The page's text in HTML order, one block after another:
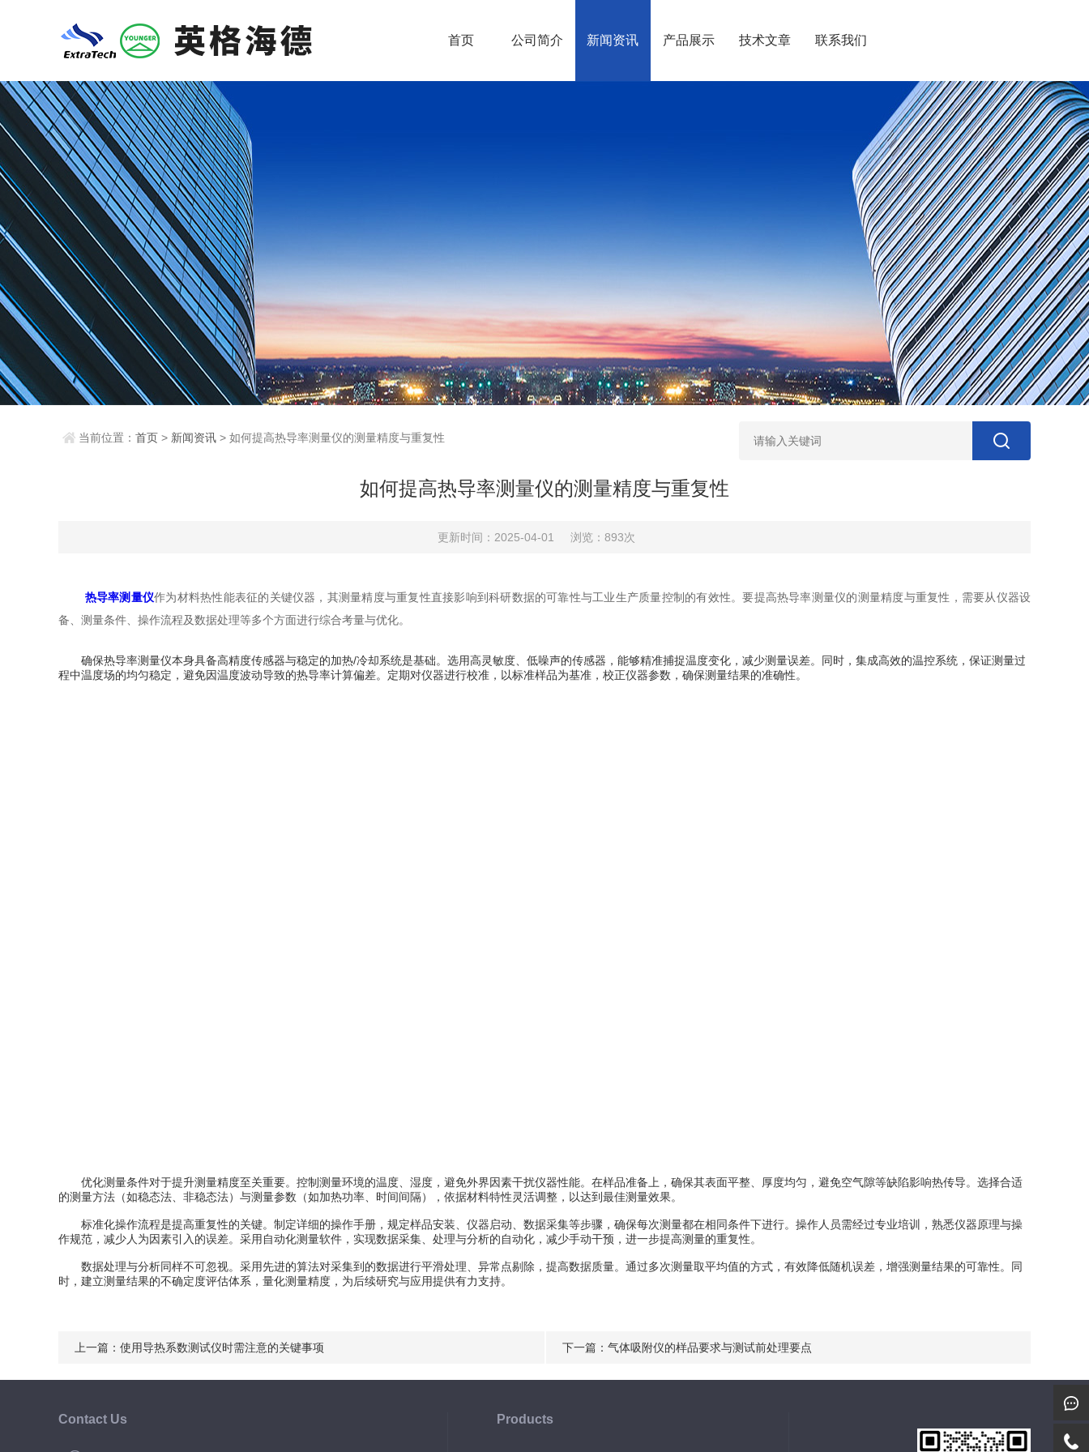
首页 公司简介 新闻资讯 产品展示 技术文章 联系我们
当前位置： 首页 > 新闻资讯 > 如何提高热导率测量仪的测量精度与重复性
如何提高热导率测量仪的测量精度与重复性
更新时间：2025-04-01 浏览：893次
热导率测量仪作为材料热性能表征的关键仪器，其测量精度与重复性直接影响到科研数据的可靠性与工业生产质量控制的有效性。要提高热导率测量仪的测量精度与重复性，需要从仪器设
备、测量条件、操作流程及数据处理等多个方面进行综合考量与优化。
确保热导率测量仪本身具备高精度传感器与稳定的加热/冷却系统是基础。选用高灵敏度、低噪声的传感器，能够精准捕捉温度变化，减少测量误差。同时，集成高效的温控系统，保证测量过
程中温度场的均匀稳定，避免因温度波动导致的热导率计算偏差。定期对仪器进行校准，以标准样品为基准，校正仪器参数，确保测量结果的准确性。
优化测量条件对于提升测量精度至关重要。控制测量环境的温度、湿度，避免外界因素干扰仪器性能。在样品准备上，确保其表面平整、厚度均匀，避免空气隙等缺陷影响热传导。选择合适
的测量方法（如稳态法、非稳态法）与测量参数（如加热功率、时间间隔），依据材料特性灵活调整，以达到最佳测量效果。
标准化操作流程是提高重复性的关键。制定详细的操作手册，规定样品安装、仪器启动、数据采集等步骤，确保每次测量都在相同条件下进行。操作人员需经过专业培训，熟悉仪器原理与操
作规范，减少人为因素引入的误差。采用自动化测量软件，实现数据采集、处理与分析的自动化，减少手动干预，进一步提高测量的重复性。
数据处理与分析同样不可忽视。采用先进的算法对采集到的数据进行平滑处理、异常点剔除，提高数据质量。通过多次测量取平均值的方式，有效降低随机误差，增强测量结果的可靠性。同
时，建立测量结果的不确定度评估体系，量化测量精度，为后续研究与应用提供有力支持。
上一篇： 使用导热系数测试仪时需注意的关键事项 下一篇： 气体吸附仪的样品要求与测试前处理要点
Contact Us Products